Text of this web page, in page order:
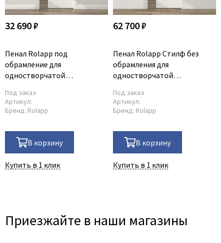
32 690 ₽
Пенал Rolapp под
обрамление для
одностворчатой
Под заказ
Артикул:
Бренд: Rolapp
В корзину
Купить в 1 клик
62 700 ₽
Пенал Rolapp Стилф без
обрамления для
одностворчатой
Под заказ
Артикул:
Бренд: Rolapp
В корзину
Купить в 1 клик
Приезжайте в наши магазины